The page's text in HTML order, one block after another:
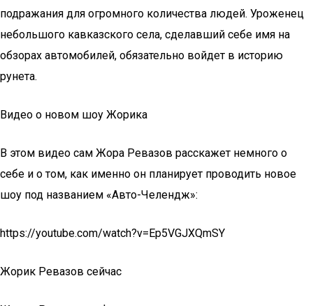
подражания для огромного количества людей. Уроженец
небольшого кавказского села, сделавший себе имя на
обзорах автомобилей, обязательно войдет в историю
рунета.
Видео о новом шоу Жорика
В этом видео сам Жора Ревазов расскажет немного о
себе и о том, как именно он планирует проводить новое
шоу под названием «Авто-Челендж»:
https://youtube.com/watch?v=Ep5VGJXQmSY
Жорик Ревазов сейчас